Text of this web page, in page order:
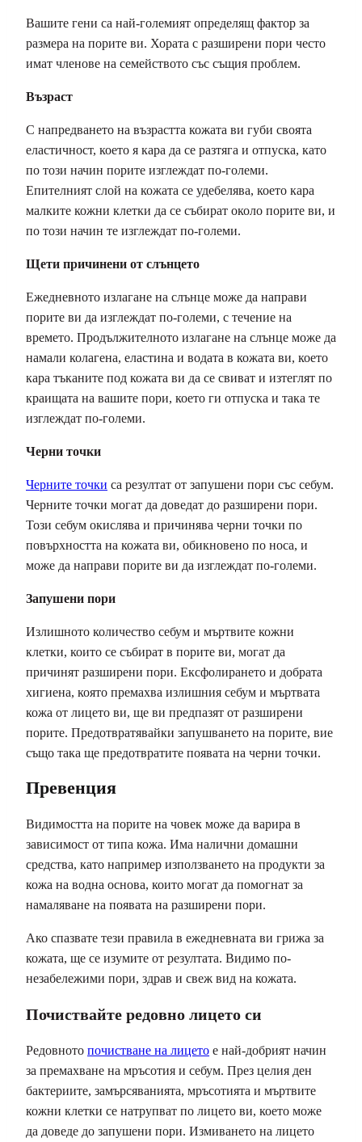
Вашите гени са най-големият определящ фактор за
размера на порите ви. Хората с разширени пори често
имат членове на семейството със същия проблем.
Възраст
С напредването на възрастта кожата ви губи своята
еластичност, което я кара да се разтяга и отпуска, като
по този начин порите изглеждат по-големи.
Епителният слой на кожата се удебелява, което кара
малките кожни клетки да се събират около порите ви, и
по този начин те изглеждат по-големи.
Щети причинени от слънцето
Ежедневното излагане на слънце може да направи
порите ви да изглеждат по-големи, с течение на
времето. Продължителното излагане на слънце може да
намали колагена, еластина и водата в кожата ви, което
кара тъканите под кожата ви да се свиват и изтеглят по
краищата на вашите пори, което ги отпуска и така те
изглеждат по-големи.
Черни точки
Черните точки са резултат от запушени пори със себум.
Черните точки могат да доведат до разширени пори.
Този себум окислява и причинява черни точки по
повърхността на кожата ви, обикновено по носа, и
може да направи порите ви да изглеждат по-големи.
Запушени пори
Излишното количество себум и мъртвите кожни
клетки, които се събират в порите ви, могат да
причинят разширени пори. Ексфолирането и добрата
хигиена, която премахва излишния себум и мъртвата
кожа от лицето ви, ще ви предпазят от разширени
порите. Предотвратявайки запушването на порите, вие
също така ще предотвратите появата на черни точки.
Превенция
Видимостта на порите на човек може да варира в
зависимост от типа кожа. Има налични домашни
средства, като например използването на продукти за
кожа на водна основа, които могат да помогнат за
намаляване на появата на разширени пори.
Ако спазвате тези правила в ежедневната ви грижа за
кожата, ще се изумите от резултата. Видимо по-
незабележими пори, здрав и свеж вид на кожата.
Почиствайте редовно лицето си
Редовното почистване на лицето е най-добрият начин
за премахване на мръсотия и себум. През целия ден
бактериите, замърсяванията, мръсотията и мъртвите
кожни клетки се натрупват по лицето ви, което може
да доведе до запушени пори. Измиването на лицето